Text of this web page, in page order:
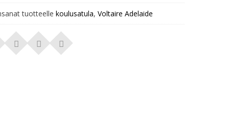
tuotteelle koulusatula, Voltaire Adelaide